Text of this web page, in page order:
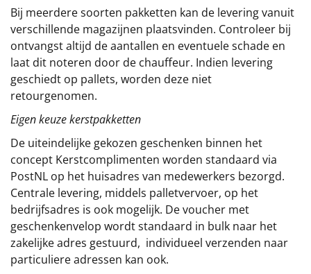
Bij meerdere soorten pakketten kan de levering vanuit
verschillende magazijnen plaatsvinden. Controleer bij
ontvangst altijd de aantallen en eventuele schade en
laat dit noteren door de chauffeur. Indien levering
geschiedt op pallets, worden deze niet
retourgenomen.
Eigen keuze kerstpakketten
De uiteindelijke gekozen geschenken binnen het
concept Kerstcomplimenten worden standaard via
PostNL op het huisadres van medewerkers bezorgd.
Centrale levering, middels palletvervoer, op het
bedrijfsadres is ook mogelijk. De voucher met
geschenkenvelop wordt standaard in bulk naar het
zakelijke adres gestuurd, individueel verzenden naar
particuliere adressen kan ook.